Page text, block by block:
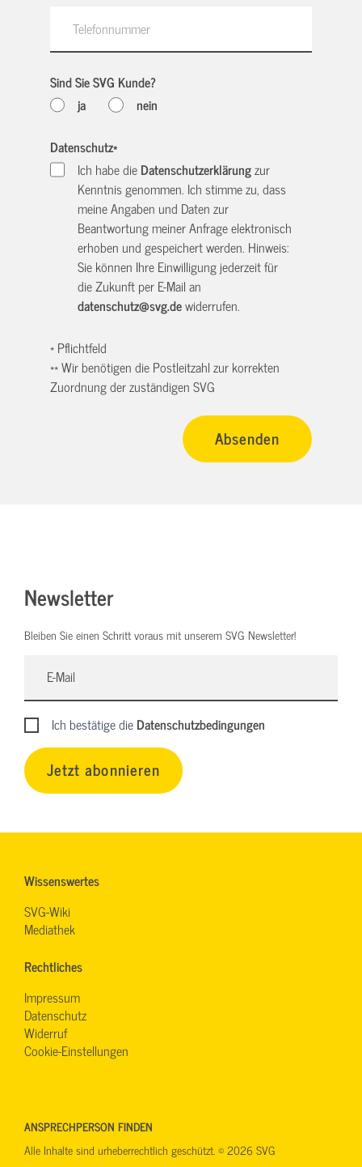
Sind Sie SVG Kunde?
ja
nein
Datenschutz*
Ich habe dieDatenschutzerklärungzur
Kenntnis genommen. Ich stimme zu, dass
meine Angaben und Daten zur
Beantwortung meiner Anfrage elektronisch
erhoben und gespeichert werden. Hinweis:
Sie können Ihre Einwilligung jederzeit für
die Zukunft per E-Mail an
datenschutz@svg.dewiderrufen.
* Pflichtfeld
** Wir benötigen die Postleitzahl zur korrekten
Zuordnung der zuständigen SVG
Newsletter
Bleiben Sie einen Schritt voraus mit unserem SVG Newsletter!
Ich bestätige dieDatenschutzbedingungen
Jetzt abonnieren
Wissenswertes
SVG-Wiki
Mediathek
Rechtliches
Impressum
Datenschutz
Widerruf
Cookie-Einstellungen
ANSPRECHPERSON FINDEN
Alle Inhalte sind urheberrechtlich geschützt. © 2026 SVG